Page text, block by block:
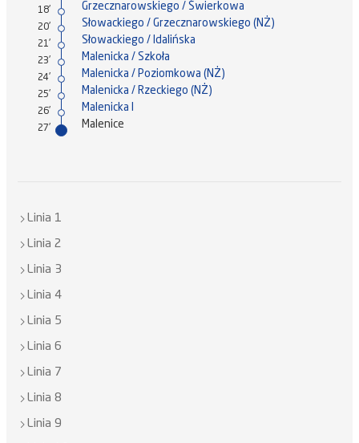
18' Grzecznarowskiego / Świerkowa
20' Słowackiego / Grzecznarowskiego (NŻ)
21' Słowackiego / Idalińska
23' Malenicka / Szkoła
24' Malenicka / Poziomkowa (NŻ)
25' Malenicka / Rzeckiego (NŻ)
26' Malenicka I
27' Malenice
Linia 1
Linia 2
Linia 3
Linia 4
Linia 5
Linia 6
Linia 7
Linia 8
Linia 9